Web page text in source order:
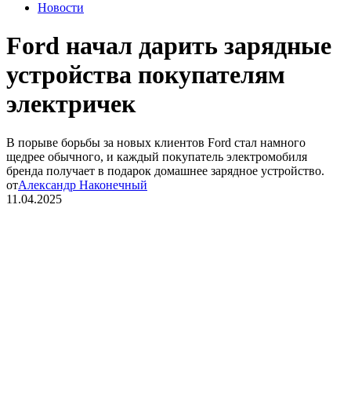
Новости
Ford начал дарить зарядные
устройства покупателям
электричек
В порыве борьбы за новых клиентов Ford стал намного
щедрее обычного, и каждый покупатель электромобиля
бренда получает в подарок домашнее зарядное устройство.
отАлександр Наконечный
11.04.2025